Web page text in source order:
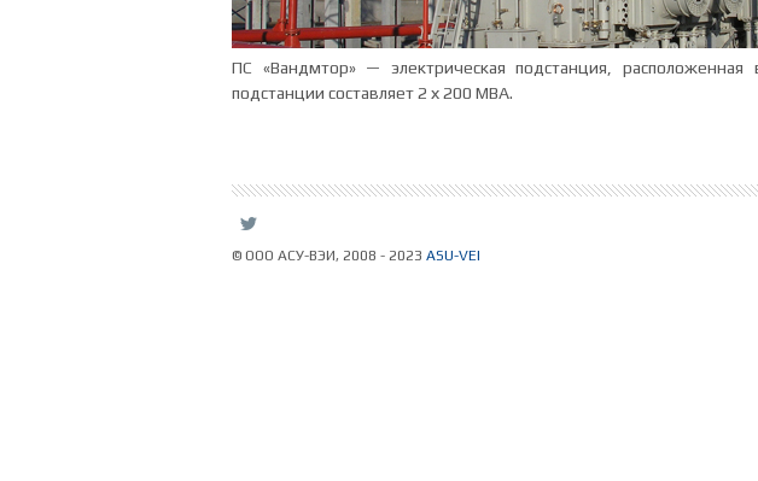
ПС «Вандмтор» — электрическая подстанция,
подстанции составляет 2 х 200 МВА.
L
© ООО АСУ-ВЭИ, 2008 - 2023 ASU-VEI